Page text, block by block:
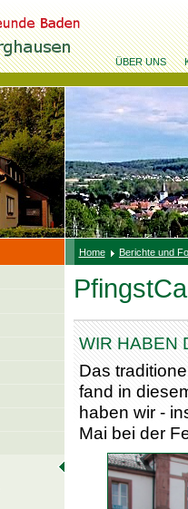
ÜBER UNS
Home Berichte und
WIR HABEN
Das
fand in
haben wir -
Mai bei der